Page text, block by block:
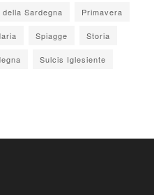
Sardegna Primavera
Spiagge Storia
Sulcis Iglesiente